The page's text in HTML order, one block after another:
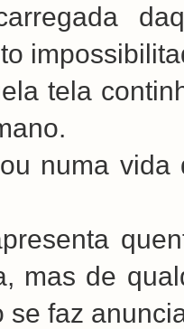
tela
numa
mas de
se faz